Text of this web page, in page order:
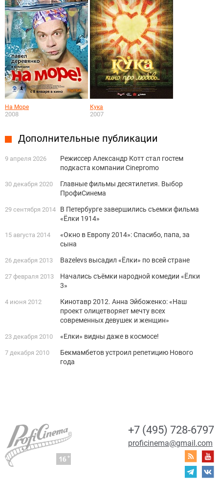
На Море
2008
Кука
2007
Дополнительные публикации
9 апреля 2026
Режиссер Александр Котт стал гостем
подкаста компании Cinepromo
30 декабря 2020
Главные фильмы десятилетия. Выбор
ПрофиСинема
29 сентября 2014
В Петербурге завершились съемки фильма
«Ёлки 1914»
15 августа 2014
«Окно в Европу 2014»: Спасибо, папа, за
сына
26 декабря 2013 Bazelevs высадил «Ёлки» по всей стране
27 февраля 2013
Начались съёмки народной комедии «Ёлки
3»
4 июня 2012
Кинотавр 2012. Анна Эйбоженко: «Наш
проект олицетворяет мечту всех
современных девушек и женщин»
23 декабря 2010 «Елки» видны даже в космосе!
7 декабря 2010
Бекмамбетов устроил репетицию Нового
года
+7 (495) 728-6797
proficinema@gmail.com